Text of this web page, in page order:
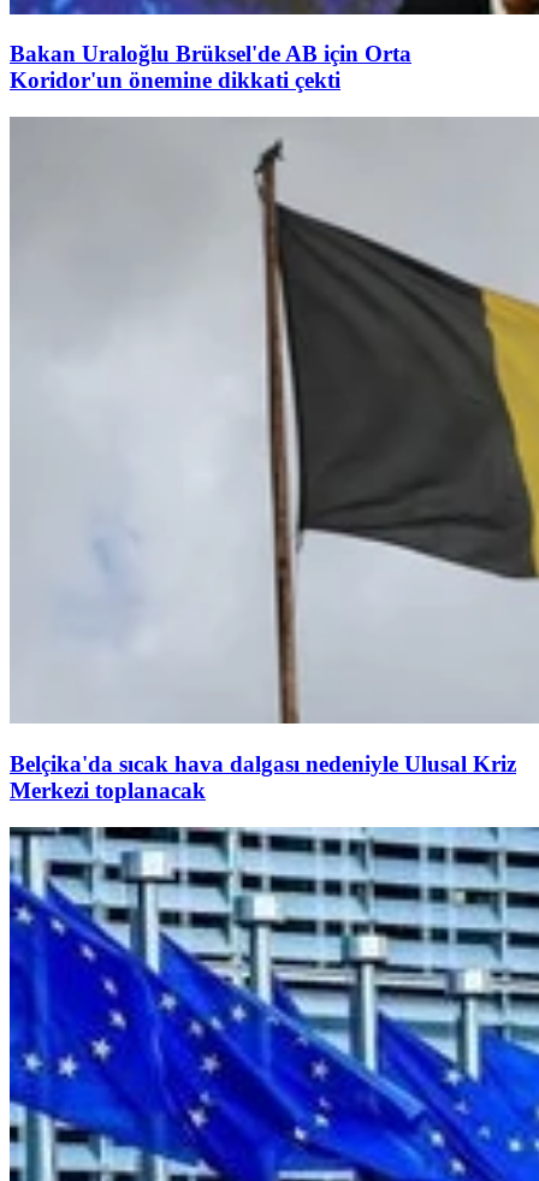
Bakan Uraloğlu Brüksel'de AB için Orta
Koridor'un önemine dikkati çekti
Belçika'da sıcak hava dalgası nedeniyle Ulusal Kriz
Merkezi toplanacak